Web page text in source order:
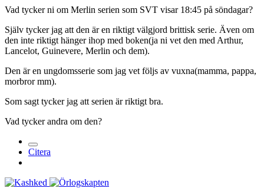
Vad tycker ni om Merlin serien som SVT visar 18:45 på söndagar?
Själv tycker jag att den är en riktigt välgjord brittisk serie. Även om
den inte riktigt hänger ihop med boken(ja ni vet den med Arthur,
Lancelot, Guinevere, Merlin och dem).
Den är en ungdomsserie som jag vet följs av vuxna(mamma, pappa,
morbror mm).
Som sagt tycker jag att serien är riktigt bra.
Vad tycker andra om den?
Citera